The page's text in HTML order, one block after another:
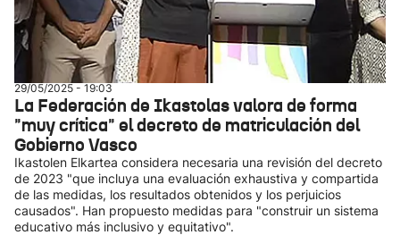
29/05/2025 - 19:03
La Federación de Ikastolas valora de forma
"muy crítica" el decreto de matriculación del
Gobierno Vasco
Ikastolen Elkartea considera necesaria una revisión del decreto
de 2023 "que incluya una evaluación exhaustiva y compartida
de las medidas, los resultados obtenidos y los perjuicios
causados". Han propuesto medidas para "construir un sistema
educativo más inclusivo y equitativo".